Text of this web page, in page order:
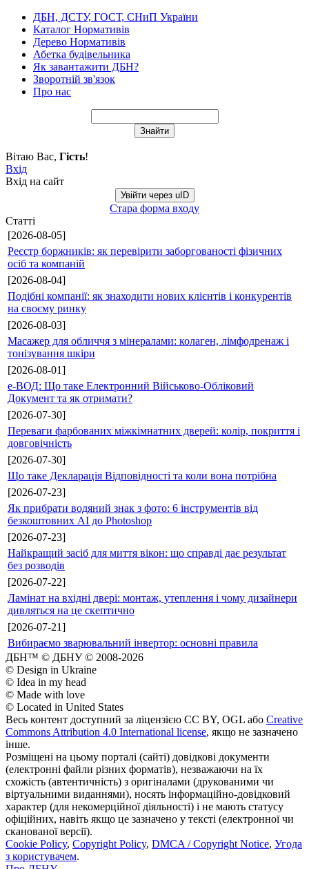
ДБН, ДСТУ, ГОСТ, СНиП України
Каталог Нормативів
Дерево Нормативів
Абетка будівельника
Як завантажити ДБН?
Зворотній зв'язок
Про нас
Вітаю Вас, Гість!
Вхід
Вхід на сайт
Увійти через uID
Стара форма входу
Статті
[2026-08-05]
Реєстр боржників: як перевірити заборгованості фізичних
осіб та компаній
[2026-08-04]
Подібні компанії: як знаходити нових клієнтів і конкурентів
на своєму ринку
[2026-08-03]
Масажер для обличчя з мінералами: колаген, лімфодренаж і
тонізування шкіри
[2026-08-01]
е-ВОД: Що таке Електронний Військово-Обліковий
Документ та як отримати?
[2026-07-30]
Переваги фарбованих міжкімнатних дверей: колір, покриття і
довговічність
[2026-07-30]
Що таке Декларація Відповідності та коли вона потрібна
[2026-07-23]
Як прибрати водяний знак з фото: 6 інструментів від
безкоштовних AI до Photoshop
[2026-07-23]
Найкращий засіб для миття вікон: що справді дає результат
без розводів
[2026-07-22]
Ламінат на вхідні двері: монтаж, утеплення і чому дизайнери
дивляться на це скептично
[2026-07-21]
Вибираємо зварювальний інвертор: основні правила
ДБН™ © ДБНУ © 2008-2026
© Design in Ukraine
© Idea in my head
© Made with love
© Located in United States
Весь контент доступний за ліцензією CC BY, OGL або Creative
Commons Attribution 4.0 International license, якщо не зазначено
інше.
Розміщені на цьому порталі (сайті) довідкові документи
(електронні файли різних форматів), незважаючи на їх
схожість (автентичність) з оригіналами (друкованими чи
віртуальними виданнями), носять інформаційно-довідковий
характер (для некомерційної діяльності) і не мають статусу
офіційних, навіть якщо це зазначено у тексті (електронної чи
сканованої версії).
Cookie Policy, Copyright Policy, DMCA / Copyright Notice, Угода
з користувачем.